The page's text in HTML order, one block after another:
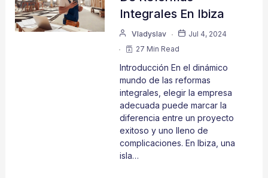
Integrales En Ibiza
Vladyslav
Jul 4, 2024
27 Min Read
Introducción En el dinámico
mundo de las reformas
integrales, elegir la empresa
adecuada puede marcar la
diferencia entre un proyecto
exitoso y uno lleno de
complicaciones. En Ibiza, una
isla…